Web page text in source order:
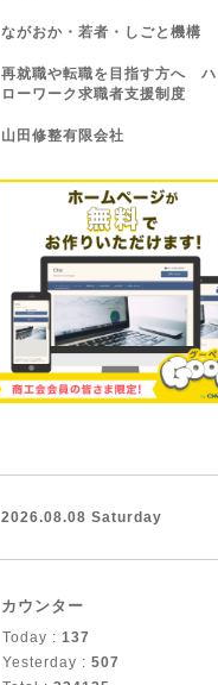
ながおか・若者・しごと機構
再就職や転職を目指す方へ ハ
ローワーク求職者支援制度
山田修整有限会社
2026.08.08 Saturday
カウンター
Today : 137
Yesterday : 507